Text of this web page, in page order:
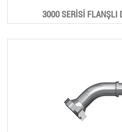
3000 SERİSİ FLANŞLI